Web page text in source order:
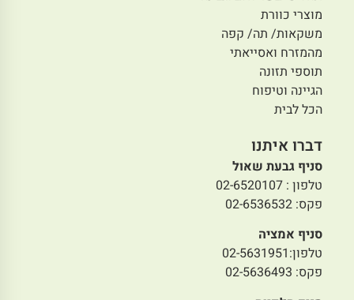
מוצרי כוורת
משקאות/ תה/ קפה
מהמזרח ואסייאתי
תוספי תזונה
הגיינה וטיפוח
הכל לבית
דברו איתנו
סניף גבעת שאול
טלפון : 02-6520107
פקס: 02-6536532
סניף אמציה
טלפון:02-5631951
פקס: 02-5636493